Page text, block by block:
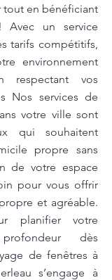
tout en bénéficiant
Avec un service
tarifs compétitifs,
environnement
respectant vos
Nos services de
votre ville sont
qui souhaitent
propre sans
de votre espace
pour vous offrir
et agréable.
planifier votre
dès
de fenêtres à
s’engage à